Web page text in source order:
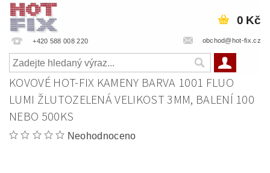
+420 588 008 220 obchod@hot-fix.cz
0 Kč
KOVOVÉ HOT-FIX KAMENY BARVA 1001 FLUO
LUMI ŽLUTOZELENÁ VELIKOST 3MM, BALENÍ 100
NEBO 500KS
Neohodnoceno